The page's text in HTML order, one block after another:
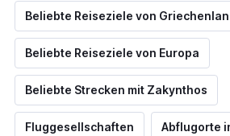
Beliebte Reiseziele von
Beliebte Reiseziele von Europa
Beliebte Strecken mit Zakynthos
Fluggesellschaften Abflugorte